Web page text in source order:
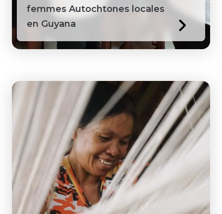
femmes Autochtones locales
en Guyana